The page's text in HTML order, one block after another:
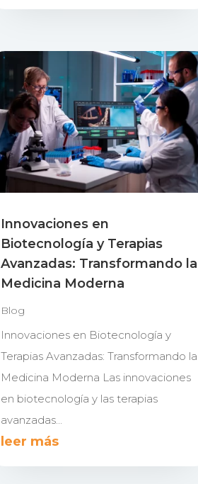
Innovaciones en
Biotecnología y Terapias
Avanzadas: Transformando la
Medicina Moderna
Blog
Innovaciones en Biotecnología y
Terapias Avanzadas: Transformando la
Medicina Moderna Las innovaciones
en biotecnología y las terapias
avanzadas...
leer más